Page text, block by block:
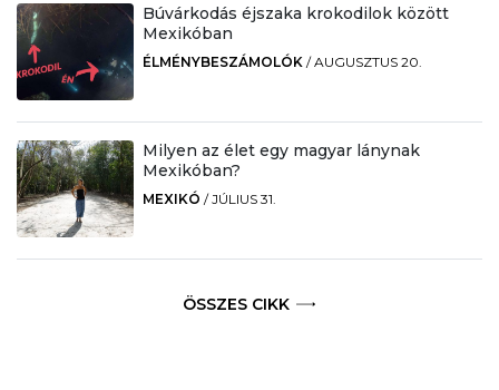
Búvárkodás éjszaka krokodilok között
Mexikóban
ÉLMÉNYBESZÁMOLÓK /AUGUSZTUS 20.
Milyen az élet egy magyar lánynak
Mexikóban?
MEXIKÓ /JÚLIUS 31.
ÖSSZES CIKK